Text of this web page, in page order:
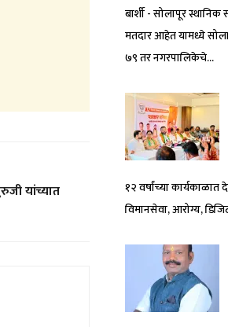
यांच्यात
बार्शी - सोलापूर
मतदार आहेत यामध्ये
७९ तर नगरपालिकेचे...
१२ वर्षांच्या कार्यकाळात
विमानसेवा, आरोग्य,